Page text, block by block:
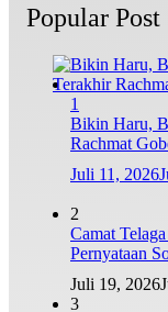
Popular Post
1
Bikin Haru,
Rachmat
Juli 11, 2026
2
Camat
Pernyataan
Juli 19, 2026
3